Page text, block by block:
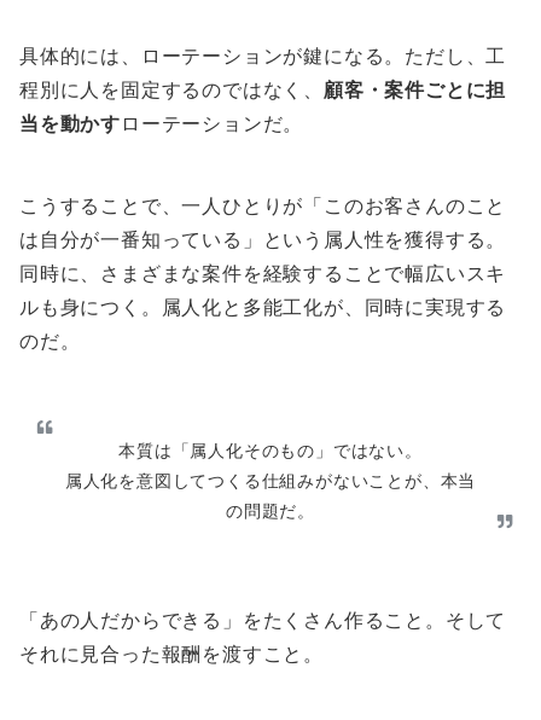
具体的には、ローテーションが鍵になる。ただし、工
程別に人を固定するのではなく、 顧客・案件ごとに担
当を動かす ローテーションだ。
こうすることで、一人ひとりが「このお客さんのこと
は自分が一番知っている」という属人性を獲得する。
同時に、さまざまな案件を経験することで幅広いスキ
ルも身につく。属人化と多能工化が、同時に実現する
のだ。
本質は「属人化そのもの」ではない。
属人化を意図してつくる仕組みがないことが、本当
の問題だ。
「あの人だからできる」をたくさん作ること。そして
それに見合った報酬を渡すこと。